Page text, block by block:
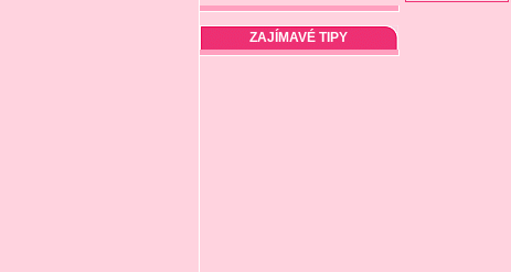
ZAJÍMAVÉ TIPY